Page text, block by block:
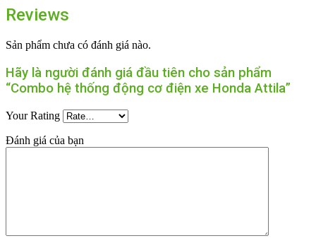
Reviews
Sản phẩm chưa có đánh giá nào.
Hãy là người đánh giá đầu tiên cho sản phẩm
“Combo hệ thống động cơ điện xe Honda Attila”
Your Rating
Đánh giá của bạn